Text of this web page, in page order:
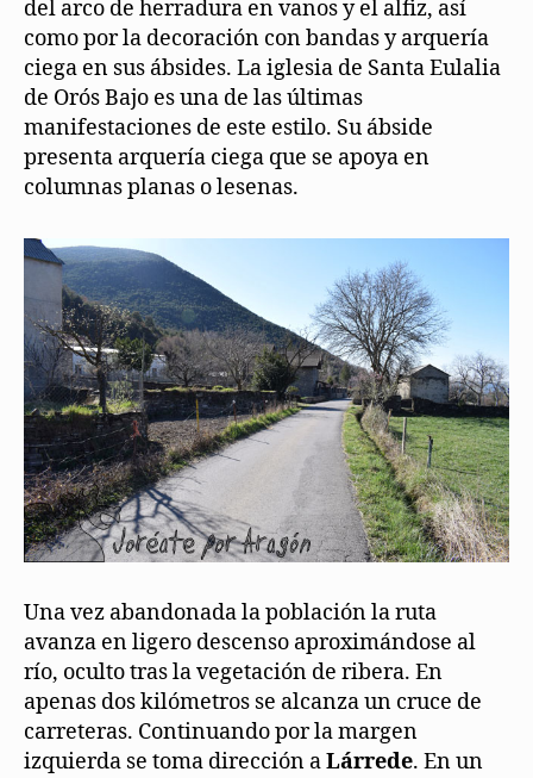
del arco de herradura en vanos y el alfiz, así
como por la decoración con bandas y arquería
ciega en sus ábsides. La iglesia de Santa Eulalia
de Orós Bajo es una de las últimas
manifestaciones de este estilo. Su ábside
presenta arquería ciega que se apoya en
columnas planas o lesenas.
Una vez abandonada la población la ruta
avanza en ligero descenso aproximándose al
río, oculto tras la vegetación de ribera. En
apenas dos kilómetros se alcanza un cruce de
carreteras. Continuando por la margen
izquierda se toma dirección aLárrede. En un